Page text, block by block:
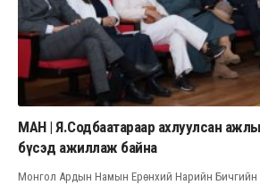
МАН | Я.Содбаатараар ахлуулсан
бүсэд ажиллаж байна
Монгол Ардын Намын Ерөнхий Нарийн Бичгийн